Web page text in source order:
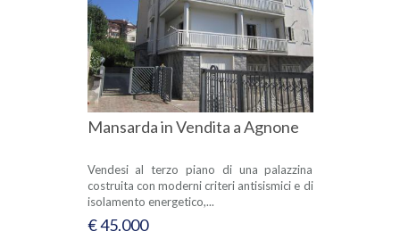
Mansarda in Vendita a Agnone
Vendesi al terzo piano di una palazzina
costruita con moderni criteri antisismici e di
isolamento energetico,...
€ 45.000